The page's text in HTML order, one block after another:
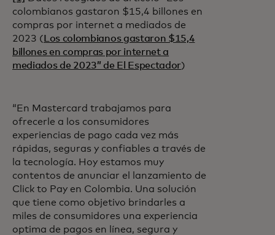
colombianos gastaron $15,4 billones en
compras por internet a mediados de
2023 ( Los colombianos gastaron $15,4
billones en compras por internet a
mediados de 2023” de El Espectador)
“En Mastercard trabajamos para
ofrecerle a los consumidores
experiencias de pago cada vez más
rápidas, seguras y confiables a través de
la tecnología. Hoy estamos muy
contentos de anunciar el lanzamiento de
Click to Pay en Colombia. Una solución
que tiene como objetivo brindarles a
miles de consumidores una experiencia
optima de pagos en línea, segura y